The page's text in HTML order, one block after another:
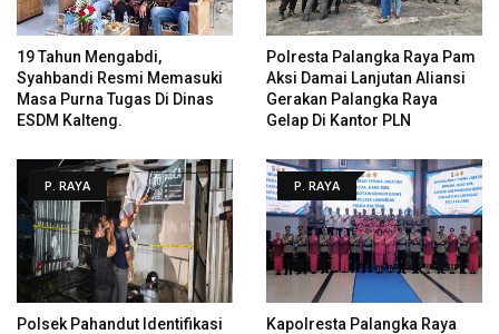
19 Tahun Mengabdi,
Syahbandi Resmi Memasuki
Masa Purna Tugas Di Dinas
ESDM Kalteng.
Polresta Palangka Raya Pam
Aksi Damai Lanjutan Aliansi
Gerakan Palangka Raya
Gelap Di Kantor PLN
P. RAYA
Polsek Pahandut Identifikasi
P. RAYA
Kapolresta Palangka Raya